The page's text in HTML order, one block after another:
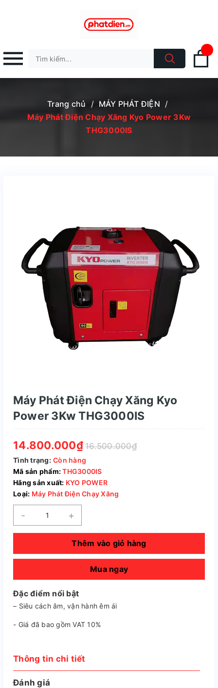
Trang chủ / MÁY PHÁT ĐIỆN /
Máy Phát Điện Chạy Xăng Kyo Power 3Kw
THG3000IS
Máy Phát Điện Chạy Xăng Kyo
Power 3Kw THG3000IS
14.800.000₫ 16.500.000₫
Tình trạng: Còn hàng
Mã sản phẩm:THG3000IS
Hãng sản xuất: KYO POWER
Loại: Máy Phát Điện Chạy Xăng
- +
Thêm vào giỏ hàng
Mua ngay
Đặc điểm nổi bật
– Siêu cách âm, vận hành êm ái
- Giá đã bao gồm VAT 10%
Thông tin chi tiết
Đánh giá